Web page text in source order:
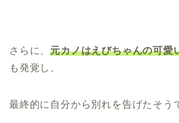
さらに、元カノはえびちゃんの可愛
も発覚し、
最終的に自分から別れを告げたそう